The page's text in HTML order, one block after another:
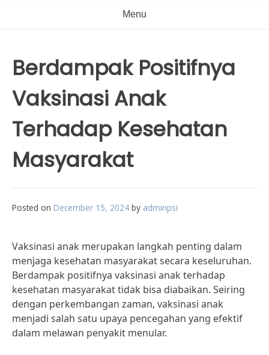
Menu
Berdampak Positifnya
Vaksinasi Anak
Terhadap Kesehatan
Masyarakat
Posted on December 15, 2024 by adminpsi
Vaksinasi anak merupakan langkah penting dalam
menjaga kesehatan masyarakat secara keseluruhan.
Berdampak positifnya vaksinasi anak terhadap
kesehatan masyarakat tidak bisa diabaikan. Seiring
dengan perkembangan zaman, vaksinasi anak
menjadi salah satu upaya pencegahan yang efektif
dalam melawan penyakit menular.